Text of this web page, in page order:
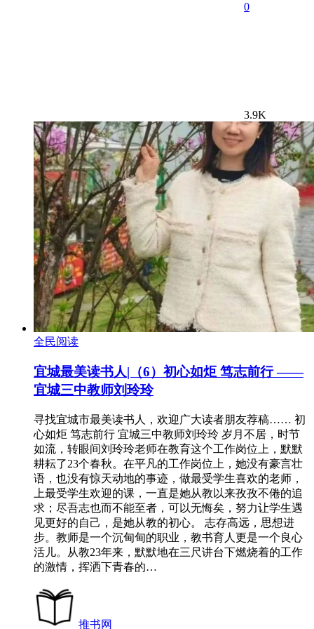
0
3.9K
全民阅读
宜城最美读书人|（6）初心如炬 笃志前行 ——
宜城三中教师刘玲玲
寻找宜城市最美读书人，欢迎广大读者朋友荐稿…… 初
心如炬 笃志前行 宜城三中教师刘玲玲 岁月不居，时节
如流，转眼间刘玲玲老师在教育这个工作岗位上，默默
耕耘了23个春秋。在平凡的工作岗位上，她没有豪言壮
语，也没有惊天动地的事迹，做最受学生喜欢的老师，
上最受学生欢迎的课，一直是她从教以来孜孜不倦的追
求；尽吾志也而不能至者，可以无悔矣，努力让学生遇
见更好的自己，是她从教的初心。 志存高远，思想进
步。教师是一个沉甸甸的职业，教书育人更是一个良心
活儿。从教23年来，默默地在三尺讲台下燃烧着的工作
的激情，挥洒下青春的…
推书网